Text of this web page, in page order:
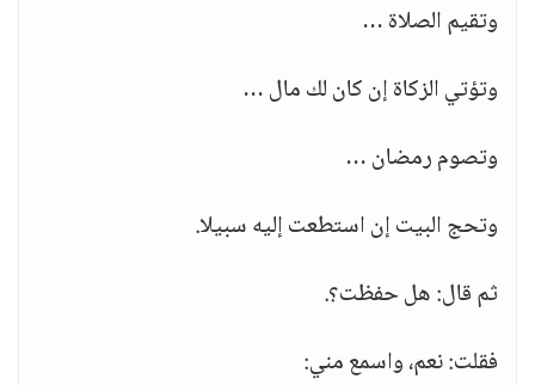
وتقيم الصلاة …
وتؤتي الزكاة إن كان لك مال …
وتصوم رمضان …
وتحج البيت إن استطعت إليه سبيلا.
ثم قال: هل حفظت؟.
فقلت: نعم، واسمع مني: